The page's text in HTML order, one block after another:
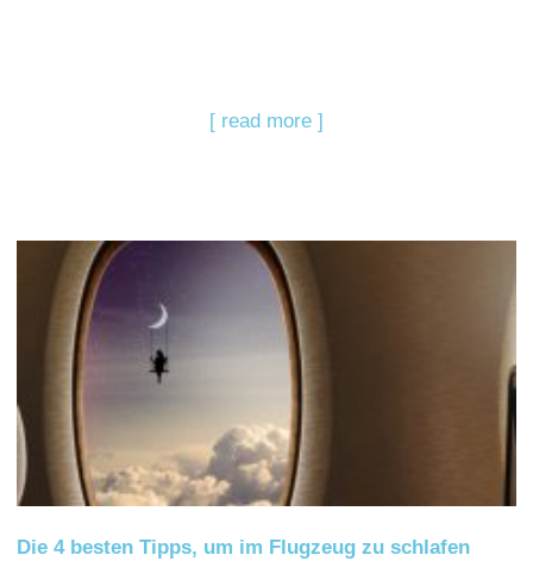
[ read more ]
Die 4 besten Tipps, um im Flugzeug zu schlafen